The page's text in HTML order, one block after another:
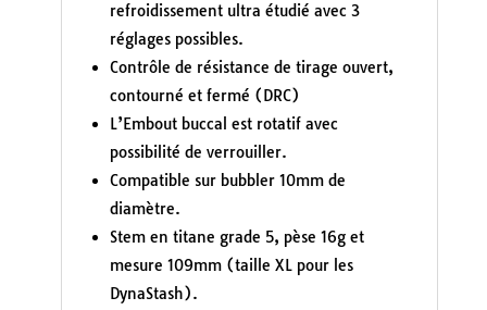
refroidissement ultra étudié avec 3
réglages possibles.
Contrôle de résistance de tirage ouvert,
contourné et fermé (DRC)
L’Embout buccal est rotatif avec
possibilité de verrouiller.
Compatible sur bubbler 10mm de
diamètre.
Stem en titane grade 5, pèse 16g et
mesure 109mm (taille XL pour les
DynaStash).